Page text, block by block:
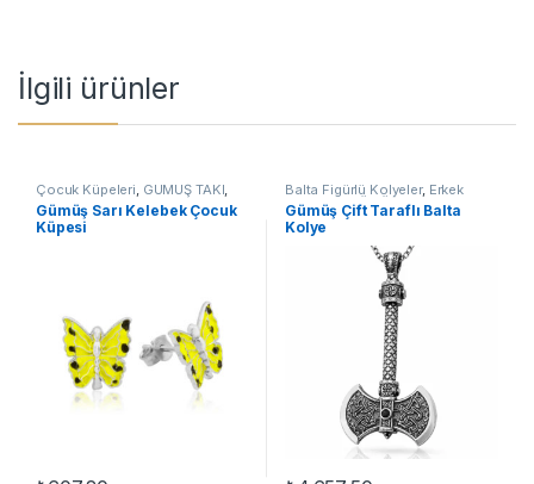
İlgili ürünler
Çocuk Küpeleri GÜMÜŞ TAKI
Küpe
Gümüş Sarı Kelebek Çocuk
Küpesi
Balta Figürlü Kolyeler, Erkek
Kolyeleri,GÜMÜŞ TAKI, Kolye
Gümüş Çift Taraflı Balta
Kolye